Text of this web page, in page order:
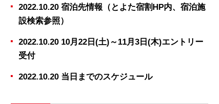
2022.10.20 宿泊先情報（とよた宿割HP内、宿泊施
設検索参照）
2022.10.20 10月22日(土)～11月3日(木)エントリー
受付
2022.10.20 当日までのスケジュール